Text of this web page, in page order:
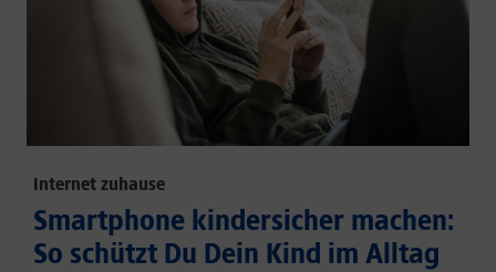
Internet zuhause
Smartphone kindersicher machen:
So schützt Du Dein Kind im Alltag